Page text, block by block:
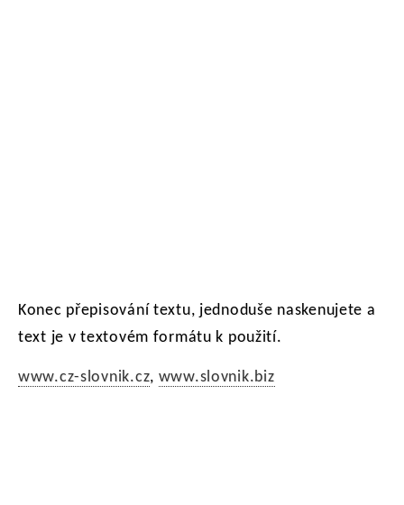
Konec přepisování textu, jednoduše naskenujete a
text je v textovém formátu k použití.
www.cz-slovnik.cz, www.slovnik.biz